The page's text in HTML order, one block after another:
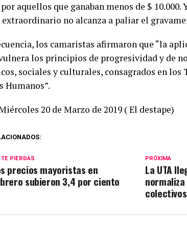
aquellos que ganaban menos de $ 10.000.
no alcanza a paliar el
los camaristas afirmaron que “la
los principios de progresividad y de
sociales y culturales, consagrados en
Humanos”.
20 de Marzo de 2019 ( El destape)
PRÓXIMA
La UTA
colectivos
TE PIERDAS
precios mayoristas en
subieron 3,4 por ciento